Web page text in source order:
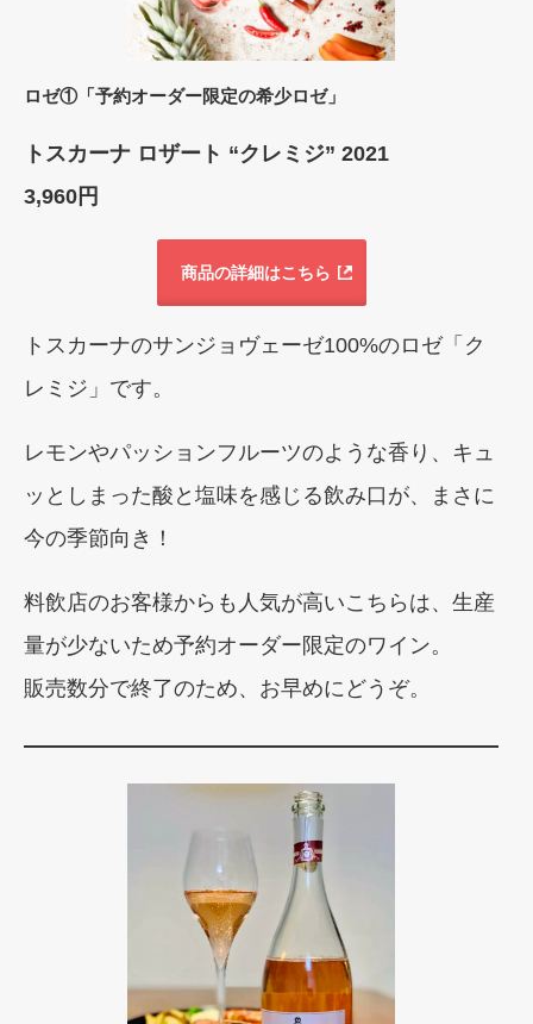
ロゼ①「予約オーダー限定の希少ロゼ」
トスカーナ ロザート “クレミジ” 2021
3,960円
商品の詳細はこちら
トスカーナのサンジョヴェーゼ100%のロゼ「ク
レミジ」です。
レモンやパッションフルーツのような香り、キュ
ッとしまった酸と塩味を感じる飲み口が、まさに
今の季節向き！
料飲店のお客様からも人気が高いこちらは、生産
量が少ないため予約オーダー限定のワイン。
販売数分で終了のため、お早めにどうぞ。